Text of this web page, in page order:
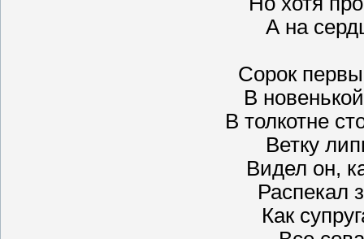
А на
Сорок
В
В толкотне
Ветку
Видел он,
Распекал
Как